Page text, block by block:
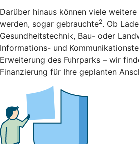
Darüber hinaus können viele
werden, sogar gebrauchte2. Ob
Gesundheitstechnik, Bau- oder
Informations- und
Erweiterung des Fuhrparks – wir
Finanzierung für Ihre geplanten